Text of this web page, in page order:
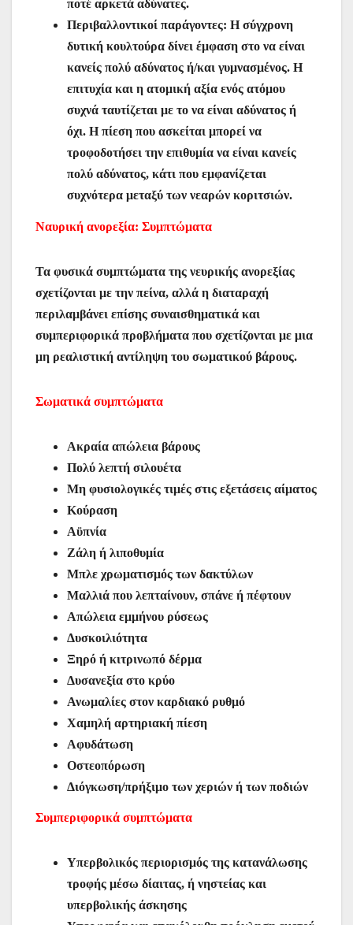
ποτέ αρκετά αδύνατες.
Περιβαλλοντικοί παράγοντες: Η σύγχρονη
δυτική κουλτούρα δίνει έμφαση στο να είναι
κανείς πολύ αδύνατος ή/και γυμνασμένος. Η
επιτυχία και η ατομική αξία ενός ατόμου
συχνά ταυτίζεται με το να είναι αδύνατος ή
όχι. Η πίεση που ασκείται μπορεί να
τροφοδοτήσει την επιθυμία να είναι κανείς
πολύ αδύνατος, κάτι που εμφανίζεται
συχνότερα μεταξύ των νεαρών κοριτσιών.
Ναυρική ανορεξία: Συμπτώματα
Τα φυσικά συμπτώματα της νευρικής ανορεξίας
σχετίζονται με την πείνα, αλλά η διαταραχή
περιλαμβάνει επίσης συναισθηματικά και
συμπεριφορικά προβλήματα που σχετίζονται με μια
μη ρεαλιστική αντίληψη του σωματικού βάρους.
Σωματικά συμπτώματα
Ακραία απώλεια βάρους
Πολύ λεπτή σιλουέτα
Μη φυσιολογικές τιμές στις εξετάσεις αίματος
Κούραση
Αϋπνία
Ζάλη ή λιποθυμία
Μπλε χρωματισμός των δακτύλων
Μαλλιά που λεπταίνουν, σπάνε ή πέφτουν
Απώλεια εμμήνου ρύσεως
Δυσκοιλιότητα
Ξηρό ή κιτρινωπό δέρμα
Δυσανεξία στο κρύο
Ανωμαλίες στον καρδιακό ρυθμό
Χαμηλή αρτηριακή πίεση
Αφυδάτωση
Οστεοπόρωση
Διόγκωση/πρήξιμο των χεριών ή των ποδιών
Συμπεριφορικά συμπτώματα
Υπερβολικός περιορισμός της κατανάλωσης
τροφής μέσω δίαιτας, ή νηστείας και
υπερβολικής άσκησης